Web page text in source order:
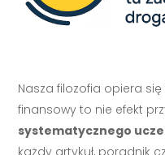
Nasza filozofia opiera
finansowy to nie efekt
systematycznego
każdy artykuł, poradnik